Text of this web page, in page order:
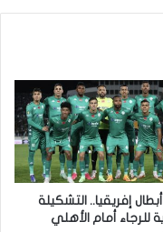
“ضغطنا
على
إفريقيا.. التشكيلة
للرجاء أمام الأهلي